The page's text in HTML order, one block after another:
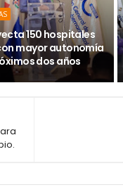
150 hospitales
mayor autonomía
dos años